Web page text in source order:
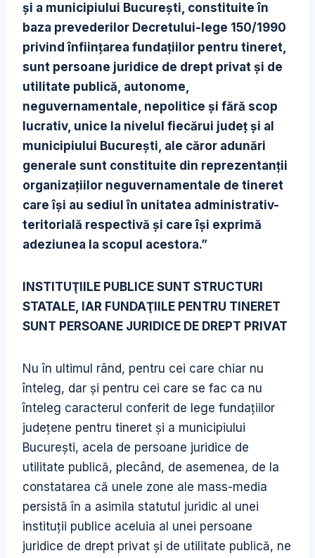
şi a municipiului Bucureşti, constituite în
baza prevederilor Decretului-lege 150/1990
privind înfiinţarea fundaţiilor pentru tineret,
sunt persoane juridice de drept privat şi de
utilitate publică, autonome,
neguvernamentale, nepolitice şi fără scop
lucrativ, unice la nivelul fiecărui judeţ şi al
municipiului Bucureşti, ale căror adunări
generale sunt constituite din reprezentanţii
organizaţiilor neguvernamentale de tineret
care îşi au sediul în unitatea administrativ-
teritorială respectivă şi care îşi exprimă
adeziunea la scopul acestora.”
INSTITUŢIILE PUBLICE SUNT STRUCTURI
STATALE, IAR FUNDAŢIILE PENTRU TINERET
SUNT PERSOANE JURIDICE DE DREPT PRIVAT
Nu în ultimul rând, pentru cei care chiar nu
înteleg, dar şi pentru cei care se fac ca nu
înteleg caracterul conferit de lege fundaţiilor
judeţene pentru tineret şi a municipiului
Bucureşti, acela de persoane juridice de
utilitate publică, plecând, de asemenea, de la
constatarea că unele zone ale mass-media
persistă în a asimila statutul juridic al unei
instituţii publice aceluia al unei persoane
juridice de drept privat şi de utilitate publică, ne